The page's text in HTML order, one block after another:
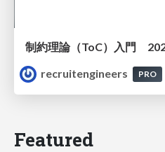
制約理論（ToC）入門
recruitengineers
PRO
Featured